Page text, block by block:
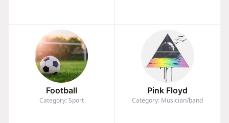
Football
Category: Sport
Pink Floyd
Category: Musician/band